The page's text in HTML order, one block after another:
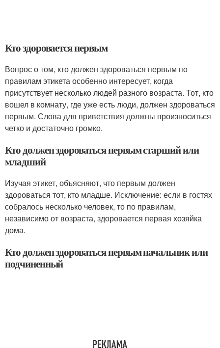
Кто здоровается первым
Вопрос о том, кто должен здороваться первым по
правилам этикета особенно интересует, когда
присутствует несколько людей разного возраста. Тот, кто
вошел в комнату, где уже есть люди, должен здороваться
первым. Слова для приветствия должны произноситься
четко и достаточно громко.
Кто должен здороваться первым старший или
младший
Изучая этикет, объясняют, что первым должен
здороваться тот, кто младше. Исключение: если в гостях
собралось несколько человек, то по правилам,
независимо от возраста, здоровается первая хозяйка
дома.
Кто должен здороваться первым начальник или
подчиненный